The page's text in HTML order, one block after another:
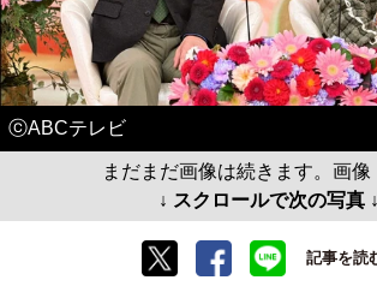
ⓒABCテレビ
まだまだ画像は続きます。画像
↓ スクロールで次の写真 ↓
記事を読